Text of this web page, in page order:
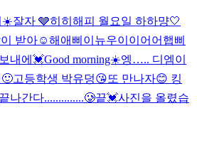
☀️잘자 🩶히히 해피 월요일 하하먕🤍
이 받아☺️해애삐이뉴우이이어어 햅삐
내에💓Good morning☀️엥….. 디엠이
고등학생 박유덩😘또 만나자😊 킹
나간다..............🥲끝💓사진을 올렸습